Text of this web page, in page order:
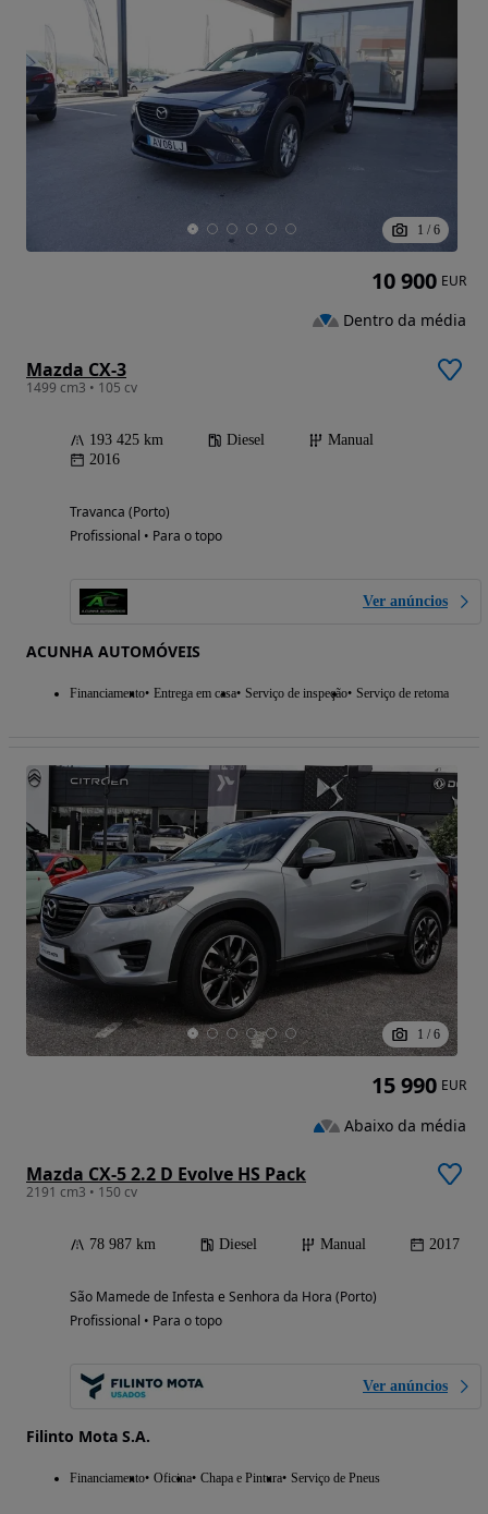
1 / 6
Mazda CX-3
1499 cm3 • 105 cv
193 425 km Diesel
Manual
2016
Travanca (Porto)
Profissional • Para o topo
Ver anúncios
ACUNHA AUTOMÓVEIS
Financiamento Entrega em casa Serviço de inspeção Serviço de retoma
10 900 EUR
Dentro da média
1 / 6
Mazda CX-5 2.2 D Evolve HS Pack
2191 cm3 • 150 cv
78 987 km Diesel Manual 2017
São Mamede de Infesta e Senhora da Hora (Porto)
Profissional • Para o topo
Ver anúncios
Filinto Mota S.A.
Financiamento Oficina Chapa e Pintura Serviço de Pneus
15 990 EUR
Abaixo da média